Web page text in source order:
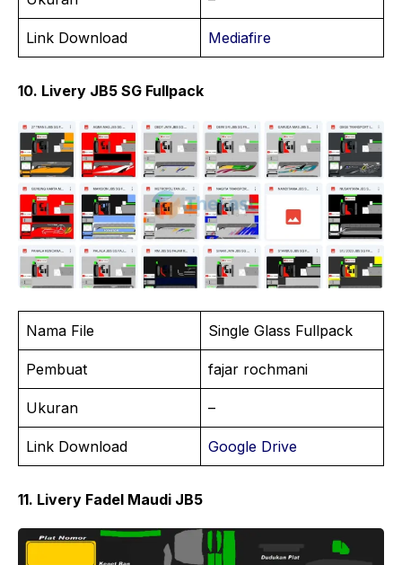
Link Download Mediafire
10. Livery JB5 SG Fullpack
Nama File Single Glass Fullpack
Pembuat fajar rochmani
Ukuran –
Link Download Google Drive
11. Livery Fadel Maudi JB5